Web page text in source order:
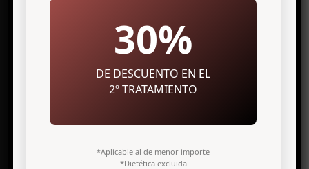
03003 Alicante
Telf. +34 966 308 811
30%
DE DESCUENTO EN EL
2º TRATAMIENTO
*Aplicable al de menor importe
*Dietética excluida